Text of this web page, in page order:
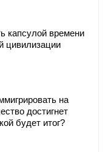
капсулой времени
цивилизации
на
достигнет
будет итог?